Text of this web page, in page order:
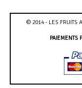
© 2014 - LES FRUITS
PAIEMENTS